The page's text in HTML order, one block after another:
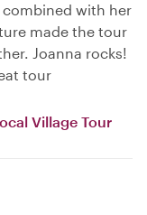
with her
made the tour
Joanna rocks!
tour
Village Tour